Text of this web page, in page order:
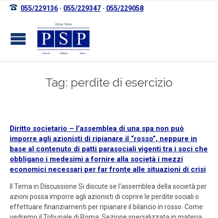
 055/229136 - 055/229347 - 055/229058
Tag: perdite di esercizio
Diritto societario – l’assemblea di una spa non può
imporre agli azionisti di ripianare il “rosso”, neppure in
base al contenuto di patti parasociali vigenti tra i soci che
obbligano i medesimi a fornire alla società i mezzi
economici necessari per far fronte alle situazioni di crisi
Il Tema in Discussione Si discute se l’assemblea della società per
azioni possa imporre agli azionisti di coprire le perdite sociali o
effettuare finanziamenti per ripianare il bilancio in rosso. Come